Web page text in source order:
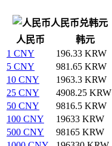
人民币兑韩元
人民币
韩元
1 CNY
196.33 KRW
5 CNY
981.65 KRW
10 CNY
1963.3 KRW
25 CNY
4908.25 KRW
50 CNY
9816.5 KRW
100 CNY
19633 KRW
500 CNY
98165 KRW